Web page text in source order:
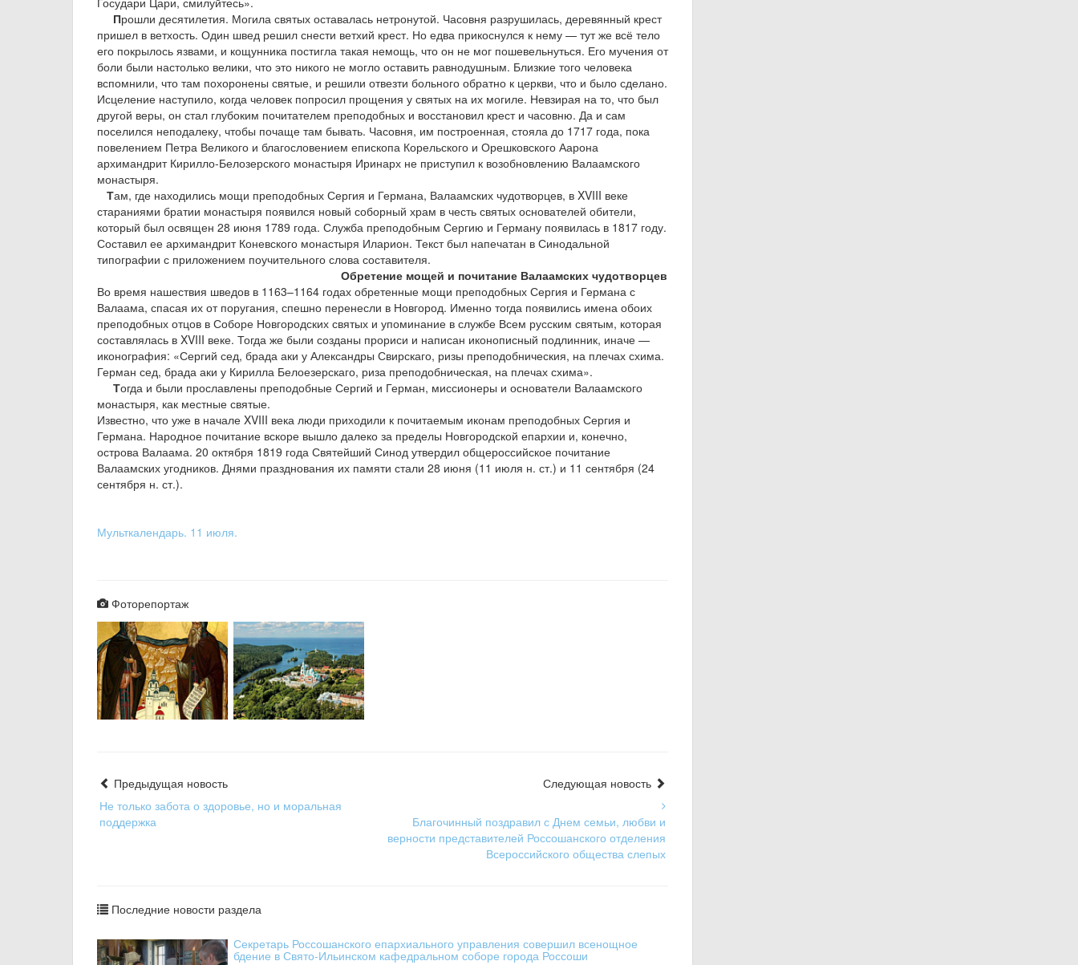
Прошли десятилетия. Могила святых оставалась нетронутой. Часовня разрушилась, деревянный крест
пришел в ветхость. Один швед решил снести ветхий крест. Но едва прикоснулся к нему — тут же всё тело
его покрылось язвами, и кощунника постигла такая немощь, что он не мог пошевельнуться. Его мучения от
боли были настолько велики, что это никого не могло оставить равнодушным. Близкие того человека
вспомнили, что там похоронены святые, и решили отвезти больного обратно к церкви, что и было сделано.
Исцеление наступило, когда человек попросил прощения у святых на их могиле. Невзирая на то, что был
другой веры, он стал глубоким почитателем преподобных и восстановил крест и часовню. Да и сам
поселился неподалеку, чтобы почаще там бывать. Часовня, им построенная, стояла до 1717 года, пока
повелением Петра Великого и благословением епископа Корельского и Орешковского Аарона
архимандрит Кирилло-Белозерского монастыря Иринарх не приступил к возобновлению Валаамского
монастыря.
Там, где находились мощи преподобных Сергия и Германа, Валаамских чудотворцев, в XVIII веке
стараниями братии монастыря появился новый соборный храм в честь святых основателей обители,
который был освящен 28 июня 1789 года. Служба преподобным Сергию и Герману появилась в 1817 году.
Составил ее архимандрит Коневского монастыря Иларион. Текст был напечатан в Синодальной
типографии с приложением поучительного слова составителя.
Обретение мощей и почитание Валаамских чудотворцев
Во время нашествия шведов в 1163–1164 годах обретенные мощи преподобных Сергия и Германа с
Валаама, спасая их от поругания, спешно перенесли в Новгород. Именно тогда появились имена обоих
преподобных отцов в Соборе Новгородских святых и упоминание в службе Всем русским святым, которая
составлялась в XVIII веке. Тогда же были созданы прориси и написан иконописный подлинник, иначе —
иконография: «Сергий сед, брада аки у Александры Свирскаго, ризы преподобническия, на плечах схима.
Герман сед, брада аки у Кирилла Белоезерскаго, риза преподобническая, на плечах схима».
Тогда и были прославлены преподобные Сергий и Герман, миссионеры и основатели Валаамского
монастыря, как местные святые.
Известно, что уже в начале XVIII века люди приходили к почитаемым иконам преподобных Сергия и
Германа. Народное почитание вскоре вышло далеко за пределы Новгородской епархии и, конечно,
острова Валаама. 20 октября 1819 года Святейший Синод утвердил общероссийское почитание
Валаамских угодников. Днями празднования их памяти стали 28 июня (11 июля н. ст.) и 11 сентября (24
сентября н. ст.).
Мульткалендарь. 11 июля.
Фоторепортаж
Предыдущая новость
Не только забота о здоровье, но и моральная
поддержка
Следующая новость
Благочинный поздравил с Днем семьи, любви и
верности представителей Россошанского отделения
Всероссийского общества слепых
Последние новости раздела
Секретарь Россошанского епархиального управления совершил всенощное
бдение в Свято-Ильинском кафедральном соборе города Россоши